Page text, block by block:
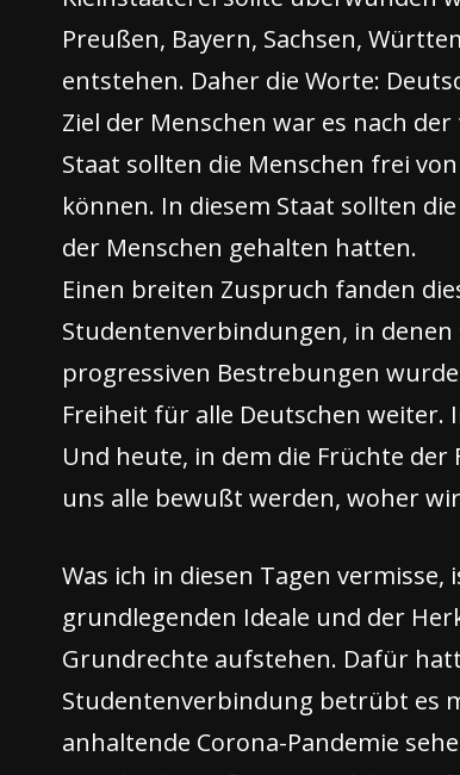
Preußen, Bayern, Sachsen,
entstehen. Daher die Worte:
Ziel der Menschen war es nach
Staat sollten die Menschen frei
können. In diesem Staat sollten
der Menschen gehalten hatten.
Einen breiten Zuspruch fanden
Studentenverbindungen, in
progressiven Bestrebungen
Freiheit für alle Deutschen weiter.
Und heute, in dem die Früchte
uns alle bewußt werden, woher
Was ich in diesen Tagen
grundlegenden Ideale und der
Grundrechte aufstehen. Dafür
Studentenverbindung betrübt es
anhaltende Corona-Pandemie